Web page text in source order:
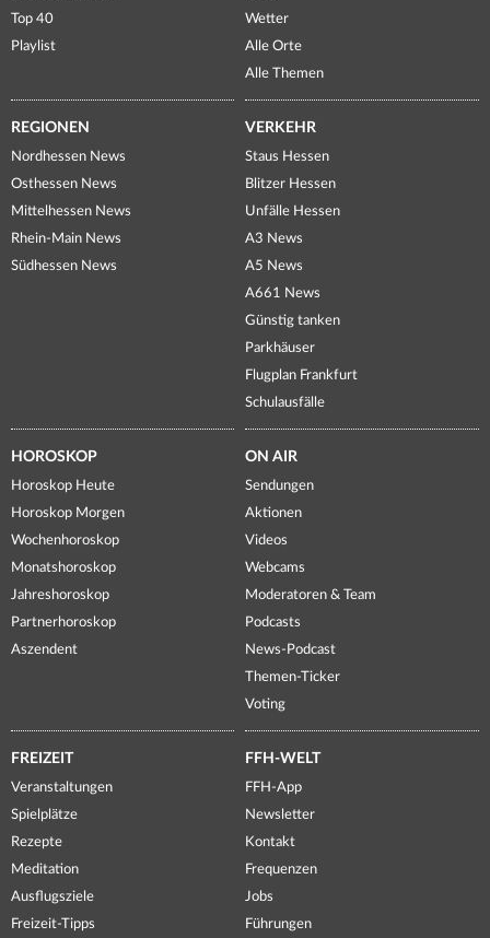
Top 40
Playlist
Wetter
Alle Orte
Alle Themen
REGIONEN
Nordhessen News
Osthessen News
Mittelhessen News
Rhein-Main News
Südhessen News
VERKEHR
Staus Hessen
Blitzer Hessen
Unfälle Hessen
A3 News
A5 News
A661 News
Günstig tanken
Parkhäuser
Flugplan Frankfurt
Schulausfälle
HOROSKOP
Horoskop Heute
Horoskop Morgen
Wochenhoroskop
Monatshoroskop
Jahreshoroskop
Partnerhoroskop
Aszendent
ON AIR
Sendungen
Aktionen
Videos
Webcams
Moderatoren & Team
Podcasts
News-Podcast
Themen-Ticker
Voting
FREIZEIT
Veranstaltungen
Spielplätze
Rezepte
Meditation
Ausflugsziele
Freizeit-Tipps
FFH-WELT
FFH-App
Newsletter
Kontakt
Frequenzen
Jobs
Führungen